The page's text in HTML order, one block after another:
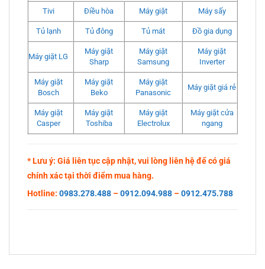
Tivi Điều hòa Máy giặt Máy sấy
Tủ lạnh Tủ đông Tủ mát Đồ gia dụng
Máy giặt LG
Máy giặt
Sharp
Máy giặt
Samsung
Máy giặt
Inverter
Máy giặt
Bosch
Máy giặt
Beko
Máy giặt
Panasonic
Máy giặt giá rẻ
Máy giặt
Casper
Máy giặt
Toshiba
Máy giặt
Electrolux
Máy giặt cửa
ngang
* Lưu ý: Giá liên tục cập nhật, vui lòng liên hệ để có giá
chính xác tại thời điểm mua hàng.
Hotline: 0983.278.488 –0912.094.988 –0912.475.788